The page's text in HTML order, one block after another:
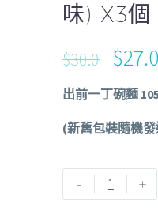
味) X3個
$30.0 $27.0
出前一丁碗麵
(新舊包裝隨機
- +